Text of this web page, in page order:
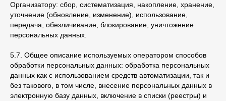
Организатору: сбор, систематизация, накопление, хранение,
уточнение (обновление, изменение), использование,
передача, обезличивание, блокирование, уничтожение
персональных данных.
5.7. Общее описание используемых оператором способов
обработки персональных данных: обработка персональных
данных как с использованием средств автоматизации, так и
без такового, в том числе, внесение персональных данных в
электронную базу данных, включение в списки (реестры) и